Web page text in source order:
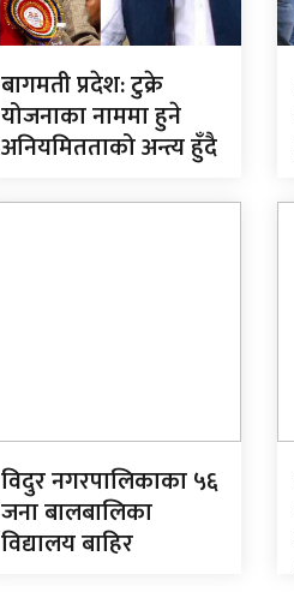
बागमती प्रदेश: टुक्रे
योजनाका नाममा हुने
अनियमितताको अन्त्य हुँदै
विदुर नगरपालिकाका ५६
जना बालबालिका
विद्यालय बाहिर